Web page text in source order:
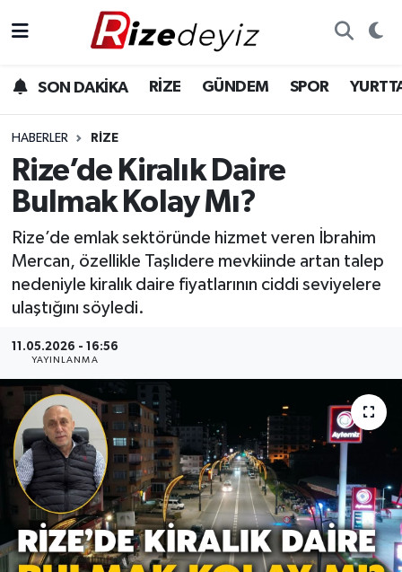
SON DAKİKA RİZE GÜNDEM SPOR
HABERLER RIZE
Rize’de Kiralık Daire
Bulmak Kolay Mı?
Rize’de emlak sektöründe hizmet veren İbrahim
Mercan, özellikle Taşlıdere mevkiinde artan talep
nedeniyle kiralık daire fiyatlarının ciddi seviyelere
ulaştığını söyledi.
11.05.2026 - 16:56
YAYINLANMA
Gündem
Yurttan Haberler
Ekonomi
Teknoloji
Sağlık
Rize Hava Durumu
Rize Trafik Yoğunluk Haritası
Süper Lig Puan Durumu ve Fikstür
Tüm Manşetler
Son Dakika Haberleri
Haber Arşivi